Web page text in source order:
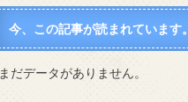
今、この記事が読まれています。
まだデータがありません。